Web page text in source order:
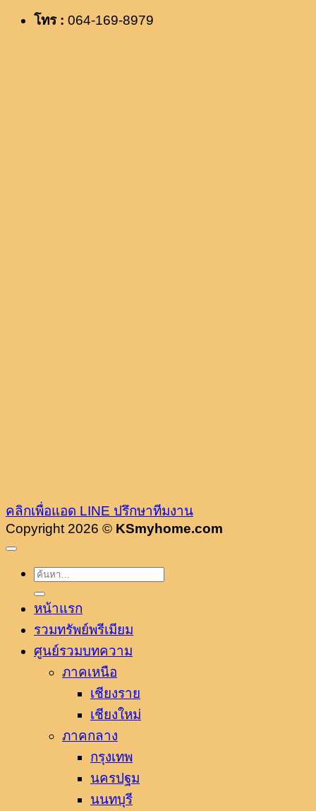
โทร : 064-169-8979
คลิกเพื่อแอด LINE ปรึกษาทีมงาน
Copyright 2026 © KSmyhome.com
หน้าแรก
รวมทรัพย์พรีเมียม
ศูนย์รวมบทความ
ภาคเหนือ
เชียงราย
เชียงใหม่
ภาคกลาง
กรุงเทพ
นครปฐม
นนทบุรี